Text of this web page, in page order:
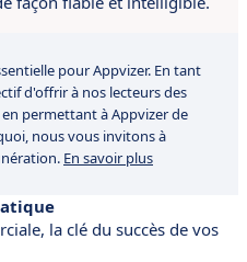
pour Appvizer. En tant
d'offrir à nos lecteurs des
permettant à Appvizer de
nous vous invitons à
En savoir plus
la clé du succès de vos